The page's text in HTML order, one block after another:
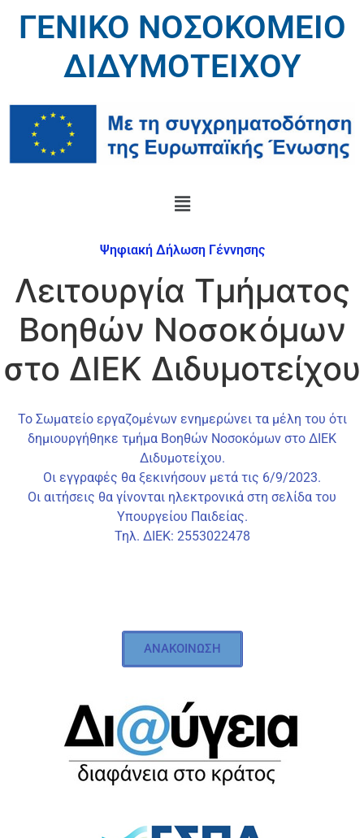
ΓΕΝΙΚΟ ΝΟΣΟΚΟΜΕΙΟ
ΔΙΔΥΜΟΤΕΙΧΟΥ
Ψηφιακή Δήλωση Γέννησης
Λειτουργία Τμήματος
Βοηθών Νοσοκόμων
στο ΔΙΕΚ Διδυμοτείχου
Το Σωματείο εργαζομένων ενημερώνει τα μέλη του ότι
δημιουργήθηκε τμήμα Βοηθών Νοσοκόμων στο ΔΙΕΚ
Διδυμοτείχου.
Οι εγγραφές θα ξεκινήσουν μετά τις 6/9/2023.
Οι αιτήσεις θα γίνονται ηλεκτρονικά στη σελίδα του
Υπουργείου Παιδείας.
Τηλ. ΔΙΕΚ: 2553022478
ΑΝΑΚΟΙΝΩΣΗ